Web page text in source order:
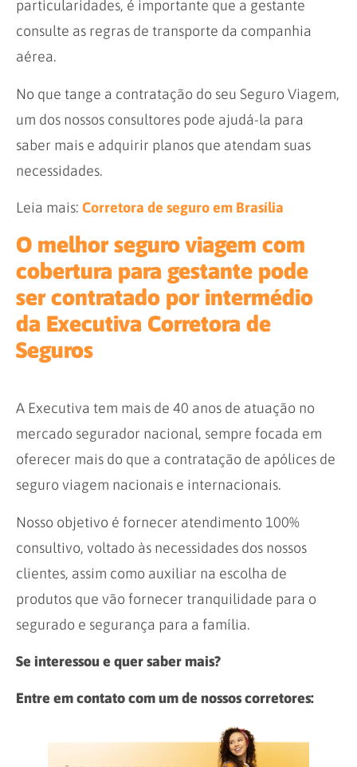
particularidades, é importante que a gestante
consulte as regras de transporte da companhia
aérea.
No que tange a contratação do seu Seguro Viagem,
um dos nossos consultores pode ajudá-la para
saber mais e adquirir planos que atendam suas
necessidades.
Leia mais: Corretora de seguro em Brasília
O melhor seguro viagem com
cobertura para gestante pode
ser contratado por intermédio
da Executiva Corretora de
Seguros
A Executiva tem mais de 40 anos de atuação no
mercado segurador nacional, sempre focada em
oferecer mais do que a contratação de apólices de
seguro viagem nacionais e internacionais.
Nosso objetivo é fornecer atendimento 100%
consultivo, voltado às necessidades dos nossos
clientes, assim como auxiliar na escolha de
produtos que vão fornecer tranquilidade para o
segurado e segurança para a família.
Se interessou e quer saber mais?
Entre em contato com um de nossos corretores: